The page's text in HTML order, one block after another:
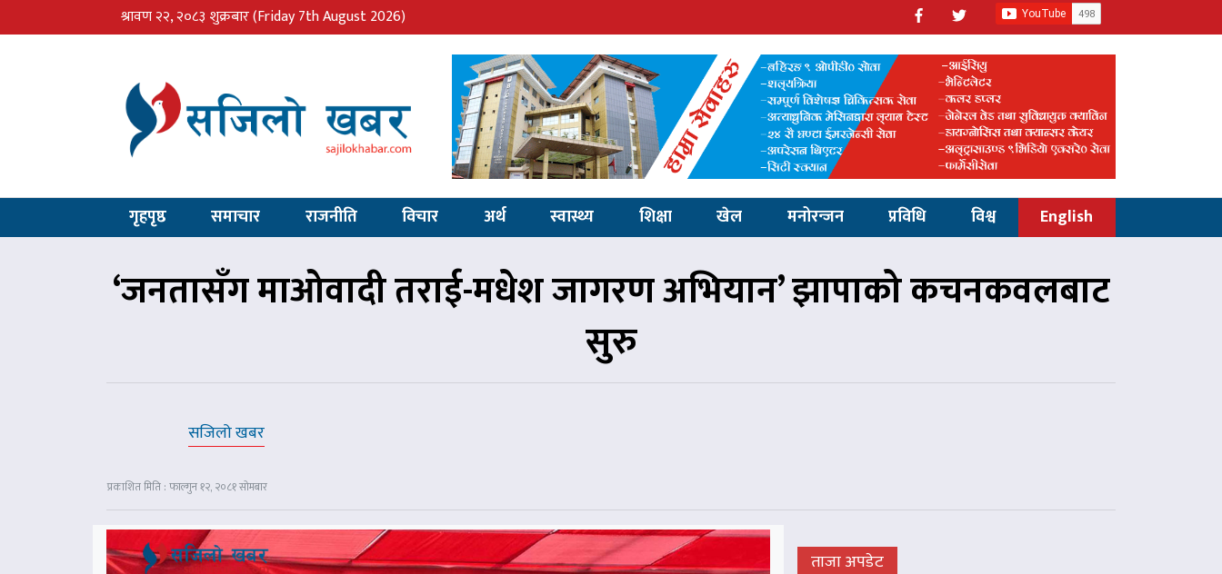
श्रावण २२, २०८३ शुक्रबार(Friday 7th August 2026)
गृहपृष्ठ समाचार राजनीति विचार अर्थ स्वास्थ्य शिक्षा खेल मनोरन्जन प्रविधि विश्व English
‘जनतासँग माओवादी तराई-मधेश जागरण अभियान’ झापाको कचनकवलबाट
सुरु
सजिलो खबर
प्रकाशित मिति : फाल्गुन १२, २०८१ सोमबार
ताजा अपडेट